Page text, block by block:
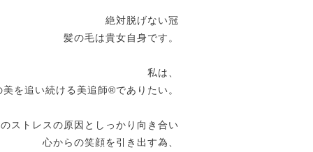
絶対脱げない冠
髪の毛は貴女自身です。
私は、
美を追い続ける美追師®️でありたい。
ストレスの原因としっかり向き合い
心からの笑顔を引き出す為、